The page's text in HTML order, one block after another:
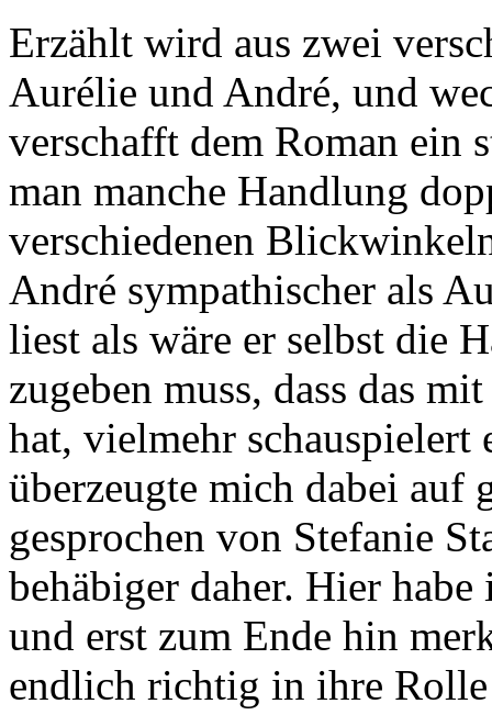
Erzählt wird aus zwei
Aurélie und André, und
verschafft dem Roman ein
man manche Handlung
verschiedenen
André sympathischer als
liest als wäre er selbst die
zugeben muss, dass das
hat, vielmehr
überzeugte mich dabei auf
gesprochen von Stefanie
behäbiger daher. Hier
und erst zum Ende hin
endlich richtig in ihre